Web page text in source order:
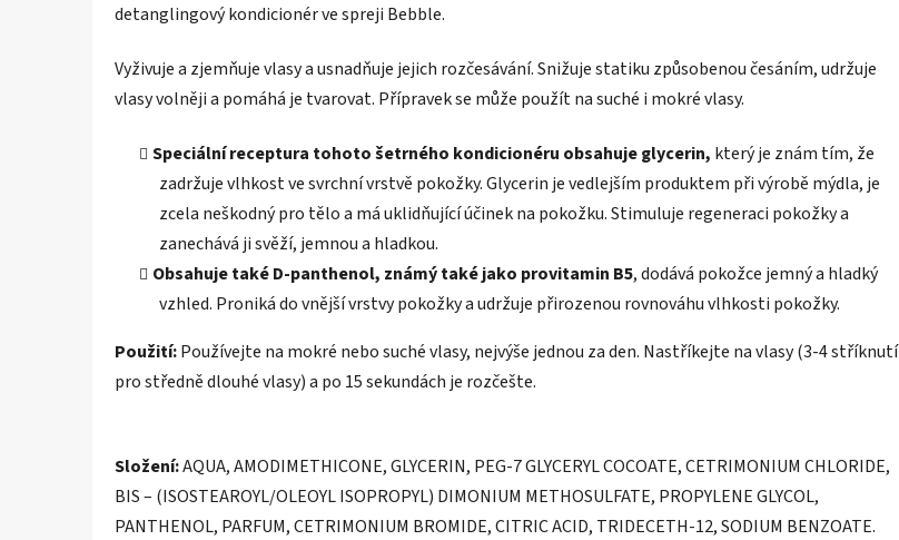
detanglingový kondicionér ve spreji Bebble.
Vyživuje a zjemňuje vlasy a usnadňuje jejich rozčesávání. Snižuje statiku způsobenou česáním, udržuje
vlasy volněji a pomáhá je tvarovat. Přípravek se může použít na suché i mokré vlasy.
Speciální receptura tohoto šetrného kondicionéru obsahuje glycerin, který je znám tím, že
zadržuje vlhkost ve svrchní vrstvě pokožky. Glycerin je vedlejším produktem při výrobě mýdla, je
zcela neškodný pro tělo a má uklidňující účinek na pokožku. Stimuluje regeneraci pokožky a
zanechává ji svěží, jemnou a hladkou.
Obsahuje také D-panthenol, známý také jako provitamin B5, dodává pokožce jemný a hladký
vzhled. Proniká do vnější vrstvy pokožky a udržuje přirozenou rovnováhu vlhkosti pokožky.
Použití:Používejte na mokré nebo suché vlasy, nejvýše jednou za den. Nastříkejte na vlasy (3-4 stříknutí
pro středně dlouhé vlasy) a po 15 sekundách je rozčešte.
Složení:AQUA, AMODIMETHICONE, GLYCERIN, PEG-7 GLYCERYL COCOATE, CETRIMONIUM CHLORIDE,
BIS – (ISOSTEAROYL/OLEOYL ISOPROPYL) DIMONIUM METHOSULFATE, PROPYLENE GLYCOL,
PANTHENOL, PARFUM, CETRIMONIUM BROMIDE, CITRIC ACID, TRIDECETH-12, SODIUM BENZOATE.